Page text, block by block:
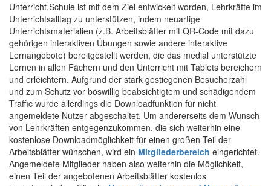
Unterricht.Schule ist mit dem Ziel entwickelt worden, Lehrkräfte im
Unterrichtsalltag zu unterstützen, indem neuartige
Unterrichtsmaterialien (z.B. Arbeitsblätter mit QR-Code mit dazu
gehörigen interaktiven Übungen sowie andere interaktive
Lernangebote) bereitgestellt werden, die das medial unterstützte
Lernen in allen Fächern und den Unterricht mit Tablets bereichern
und erleichtern. Aufgrund der stark gestiegenen Besucherzahl
und zum Schutz vor böswillig beabsichtigtem und schädigendem
Traffic wurde allerdings die Downloadfunktion für nicht
angemeldete Nutzer abgeschaltet. Um andererseits dem Wunsch
von Lehrkräften entgegenzukommen, die sich weiterhin eine
kostenlose Downloadmöglichkeit für einen großen Teil der
Arbeitsblätter wünschen, wird ein Mitgliederbereich eingerichtet.
Angemeldete Mitglieder haben also weiterhin die Möglichkeit,
einen Teil der angebotenen Arbeitsblätter kostenlos